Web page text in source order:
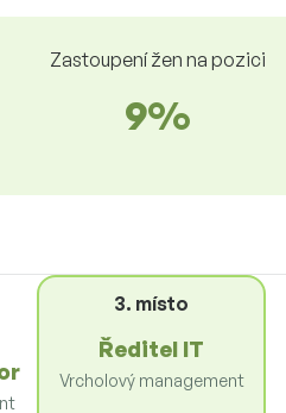
Zastoupení žen na pozici
9%
3. místo
Ředitel IT
Vrcholový management